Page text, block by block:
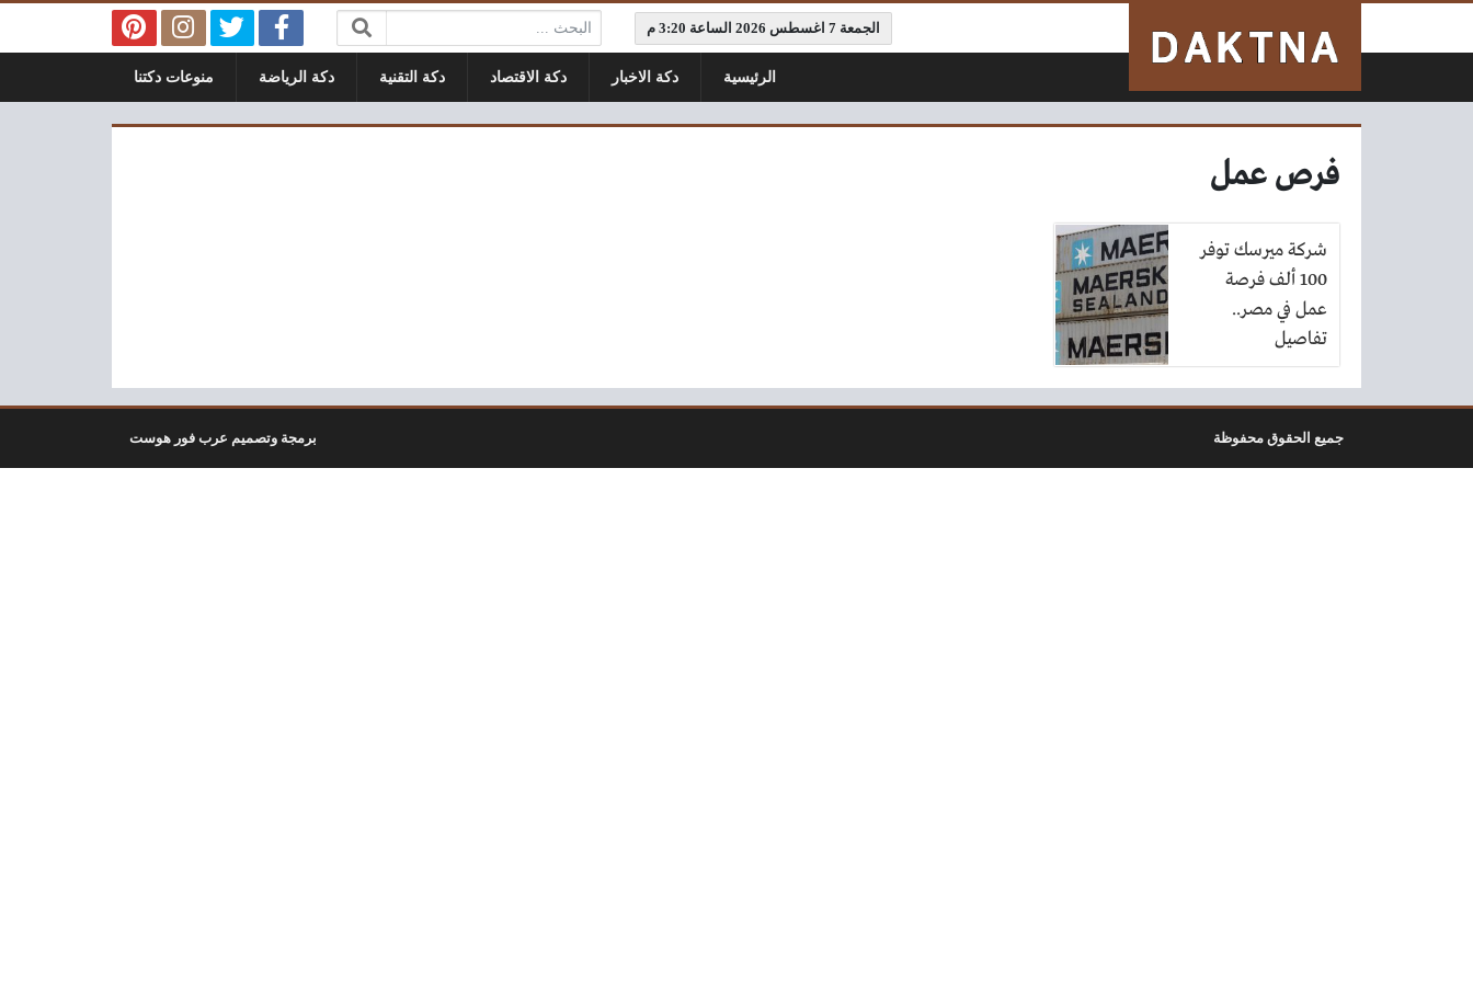
الجمعة 7 اغسطس 2026 الساعة 3:20 م البحث:
الرئيسية دكة الاخبار دكة الاقتصاد دكة التقنية دكة الرياضة منوعات دكتنا
فرص عمل
شركة ميرسك توفر
100 ألف فرصة
عمل في مصر..
تفاصيل
جميع الحقوق محفوظة برمجة وتصميم عرب فور هوست